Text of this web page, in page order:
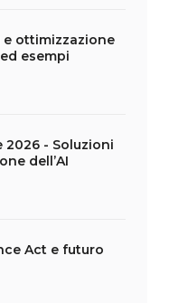
e ottimizzazione
esempi
- Soluzioni
dell’AI
Act e futuro